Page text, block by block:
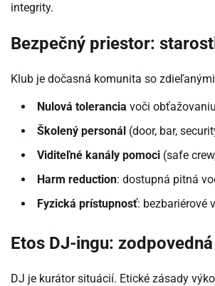
integrity.
Bezpečný priestor:
Klub je dočasná komunita so
Nulová tolerancia voči
Školený personál (door, bar,
Viditeľné kanály pomoci (safe
Harm reduction: dostupná pitná
Fyzická prístupnosť: bezbariérové
Etos DJ-ingu:
DJ je kurátor situácií. Etické zásady